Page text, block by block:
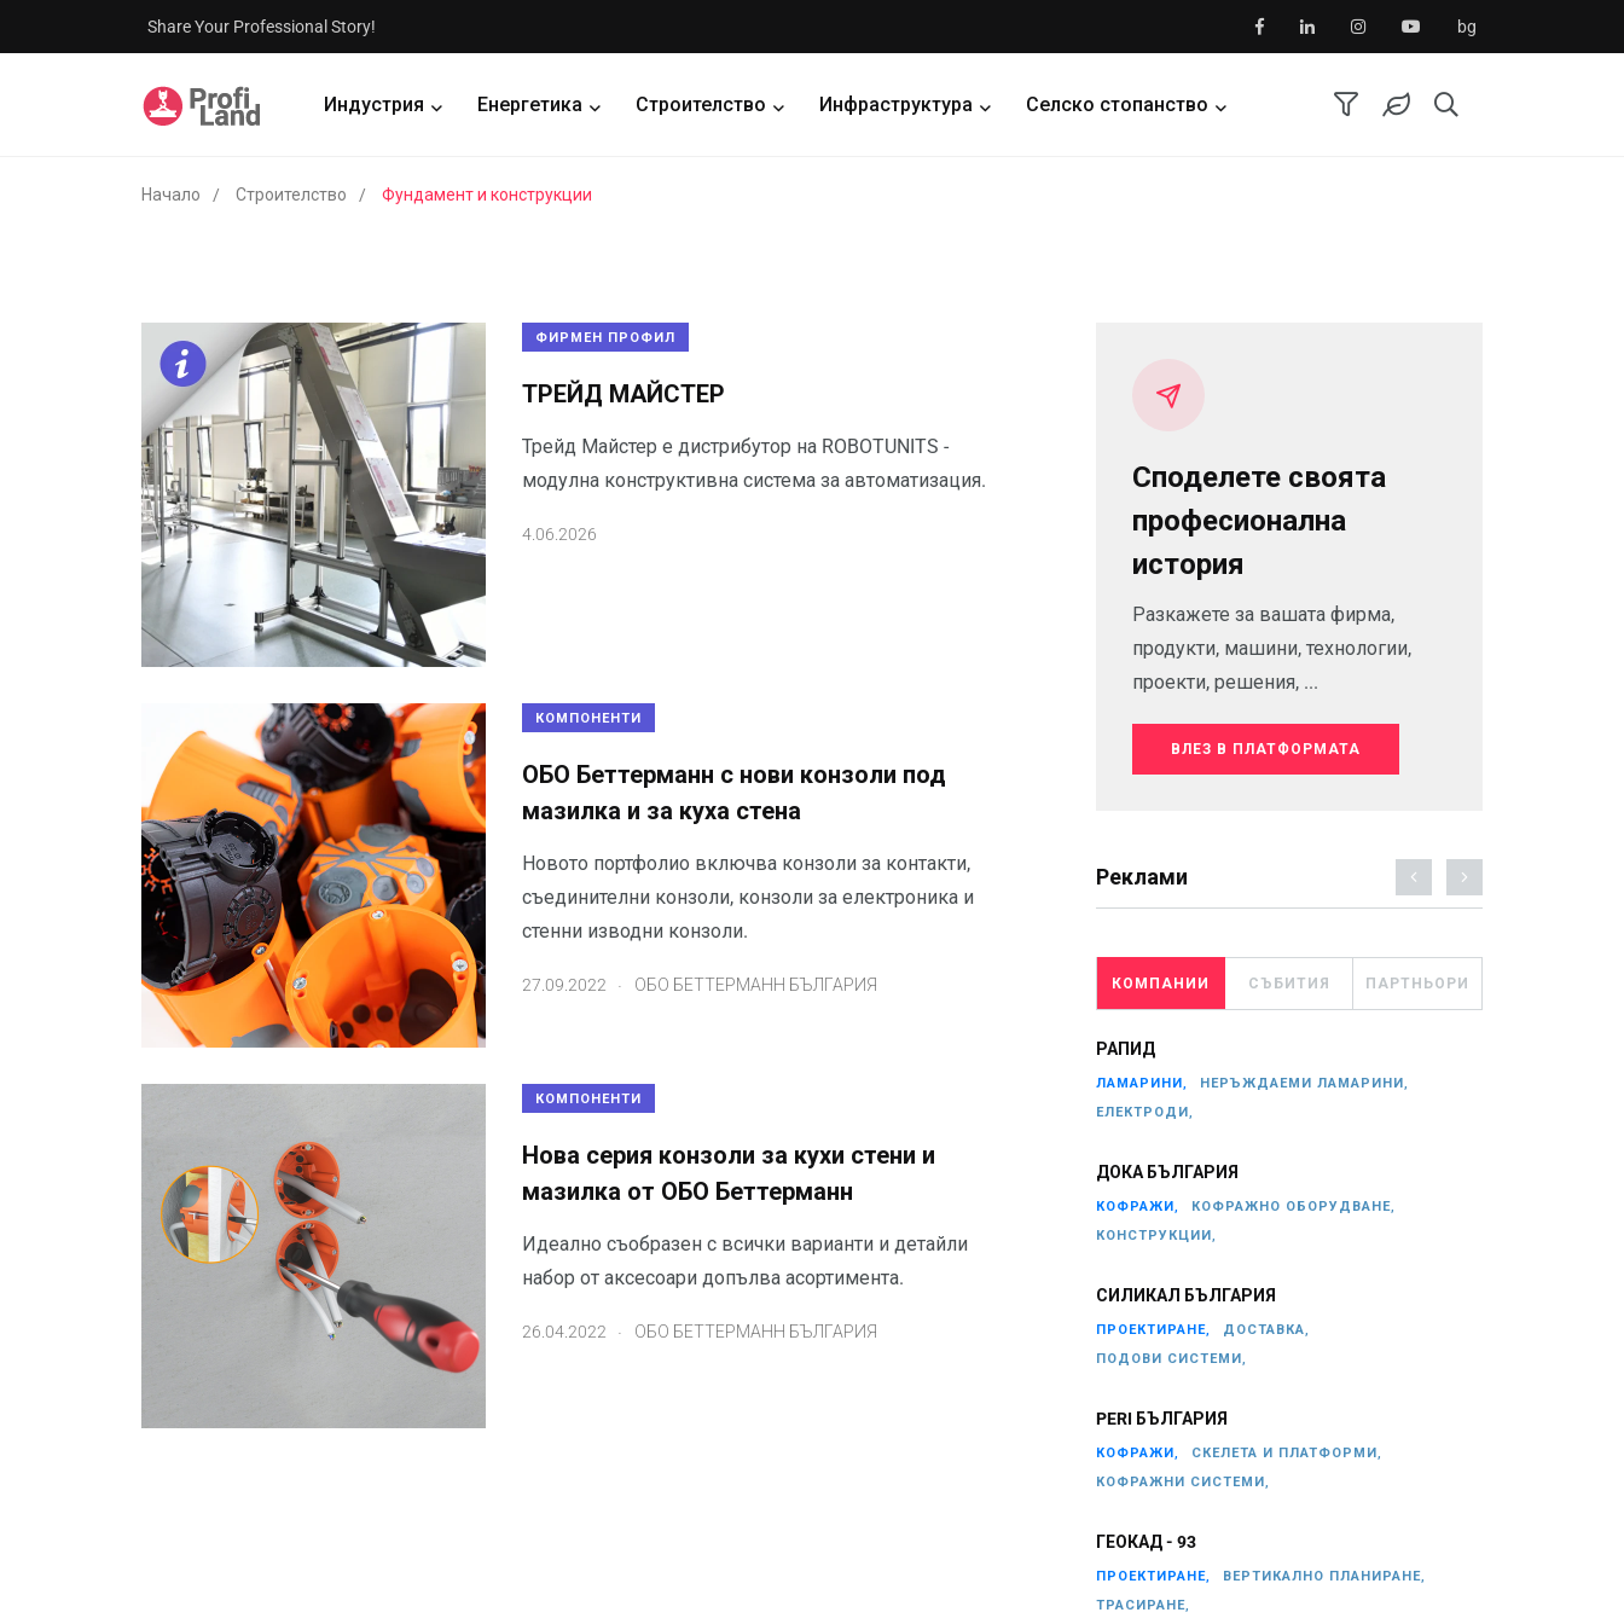
Share Your Professional Story! bg
Индустрия Енергетика Строителство Инфраструктура Селско стопанство
Начало Строителство Фундамент и конструкции
ФИРМЕН ПРОФИЛ
ТРЕЙД МАЙСТЕР
Трейд Майстер е дистрибутор на ROBOTUNITS -
модулна конструктивна система за автоматизация.
4.06.2026
КОМПОНЕНТИ
ОБО Беттерманн с нови конзоли под
мазилка и за куха стена
Новото портфолио включва конзоли за контакти,
съединителни конзоли, конзоли за електроника и
стенни изводни конзоли.
27.09.2022 ОБО БЕТТЕРМАНН БЪЛГАРИЯ
КОМПОНЕНТИ
Нова серия конзоли за кухи стени и
мазилка от ОБО Беттерманн
Идеално съобразен с всички варианти и детайли
набор от аксесоари допълва асортимента.
26.04.2022 ОБО БЕТТЕРМАНН БЪЛГАРИЯ
Споделете своята
професионална
история
Разкажете за вашата фирма,
продукти, машини, технологии,
проекти, решения, ...
ВЛЕЗ В ПЛАТФОРМАТА
Реклами
КОМПАНИИ СЪБИТИЯ ПАРТНЬОРИ
РАПИД
ЛАМАРИНИ,
НЕРЪЖДАЕМИ ЛАМАРИНИ,
ЕЛЕКТРОДИ,
ДОКА БЪЛГАРИЯ
КОФРАЖИ,
КОФРАЖНО ОБОРУДВАНЕ,
КОНСТРУКЦИИ,
СИЛИКАЛ БЪЛГАРИЯ
ПРОЕКТИРАНЕ,
ДОСТАВКА,
ПОДОВИ СИСТЕМИ,
PERI БЪЛГАРИЯ
КОФРАЖИ,
СКЕЛЕТА И ПЛАТФОРМИ,
КОФРАЖНИ СИСТЕМИ,
ГЕОКАД - 93
ПРОЕКТИРАНЕ,
ВЕРТИКАЛНО ПЛАНИРАНЕ,
ТРАСИРАНЕ,